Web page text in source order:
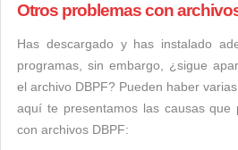
Otros problemas con
Has descargado y has instalado
programas, sin embargo, ¿sigue
el archivo DBPF? Pueden haber
aquí te presentamos las causas que
con archivos DBPF: